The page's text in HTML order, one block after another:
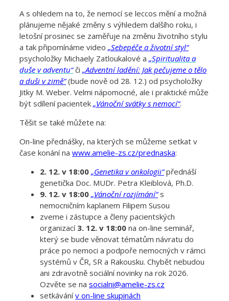
A s ohledem na to, že nemocí se leccos mění a možná
plánujeme nějaké změny s výhledem dalšího roku, i
letošní prosinec se zaměřuje na změnu životního stylu
a tak připomínáme video „Sebepéče a životní styl“
psycholožky Michaely Zatloukalové a „Spiritualita a
duše v adventu“či „Adventní ladění: Jak pečujeme o tělo
a duši v zimě“(bude nově od 28. 12.) od psycholožky
Jitky M. Weber. Velmi nápomocné, ale i praktické může
být sdílení pacientek „Vánoční svátky s nemocí“.
Těšit se také můžete na:
On-line přednášky, na kterých se můžeme setkat v
čase konání na www.amelie-zs.cz/prednaska:
2. 12. v 18:00 „Genetika v onkologii“přednáší
genetička Doc. MUDr. Petra Kleiblová, Ph.D.
9. 12. v 18:00 „Vánoční rozjímání“s
nemocničním kaplanem Filipem Susou
zveme i zástupce a členy pacientských
organizací 3. 12. v 18:00 na on-line seminář,
který se bude věnovat tématům návratu do
práce po nemoci a podpoře nemocných v rámci
systémů v ČR, SR a Rakousku. Chybět nebudou
ani zdravotně sociální novinky na rok 2026.
Ozvěte se na socialni@amelie-zs.cz
setkávánív on-line skupinách